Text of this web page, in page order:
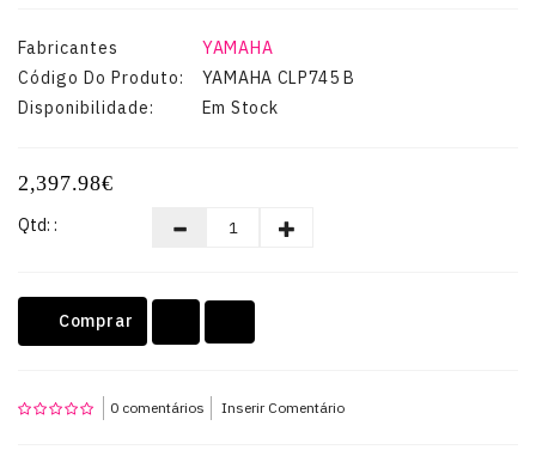
Sopro
VIDEO-
Teclados
Fabricantes
YAMAHA
Código Do Produto:
YAMAHA CLP745 B
Disponibilidade:
Em Stock
2,397.98€
Qtd: :
Comprar
0 comentários Inserir Comentário